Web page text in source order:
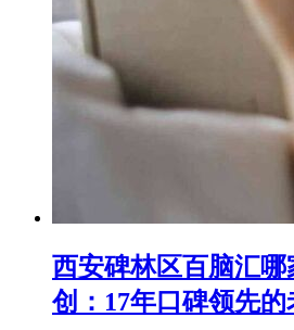
西安碑林区百脑汇
创：17年口碑领先